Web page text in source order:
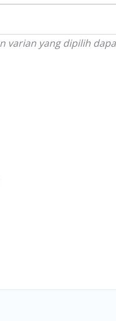
varian yang dipilih